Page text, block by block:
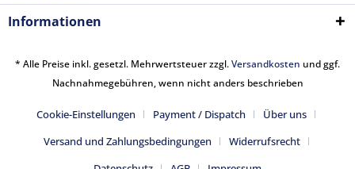
Informationen
* Alle Preise inkl. gesetzl. Mehrwertsteuer zzgl.Versandkosten und ggf.
Nachnahmegebühren, wenn nicht anders beschrieben
Cookie-Einstellungen Payment / Dispatch
Über uns
Versand und Zahlungsbedingungen
Widerrufsrecht